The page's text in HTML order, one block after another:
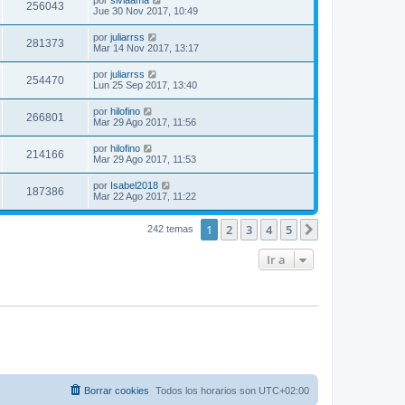
256043
Jue 30 Nov 2017, 10:49
281373 por juliarrss
Mar 14 Nov 2017, 13:17
254470 por juliarrss
Lun 25 Sep 2017, 13:40
266801 por hilofino
Mar 29 Ago 2017, 11:56
214166 por hilofino
Mar 29 Ago 2017, 11:53
187386 por Isabel2018
Mar 22 Ago 2017, 11:22
242 temas 1 2 3 4 5
Ir a
Todos los horarios son UTC+02:00
Borrar cookies